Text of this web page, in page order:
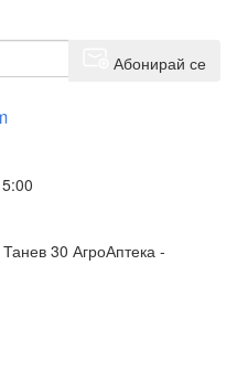
Абонирай се
30 АгроАптека -